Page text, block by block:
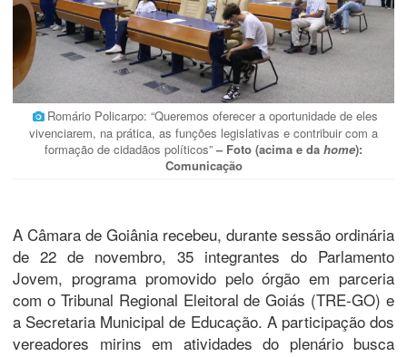
Romário Policarpo: “Queremos oferecer a oportunidade de eles
vivenciarem, na prática, as funções legislativas e contribuir com a
formação de cidadãos políticos” – Foto (acima e da home):
Comunicação
A Câmara de Goiânia recebeu, durante sessão ordinária
de 22 de novembro, 35 integrantes do Parlamento
Jovem, programa promovido pelo órgão em parceria
com o Tribunal Regional Eleitoral de Goiás (TRE-GO) e
a Secretaria Municipal de Educação. A participação dos
vereadores mirins em atividades do plenário busca